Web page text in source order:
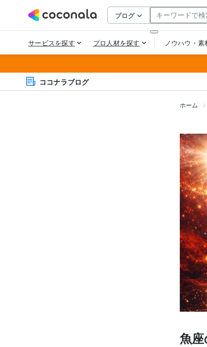
ココナラブログ
ホーム
魚